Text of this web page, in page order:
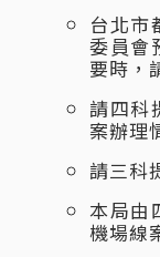
台北市
委員會
要時，
請四科
案辦理
請三科
本局由
機場線